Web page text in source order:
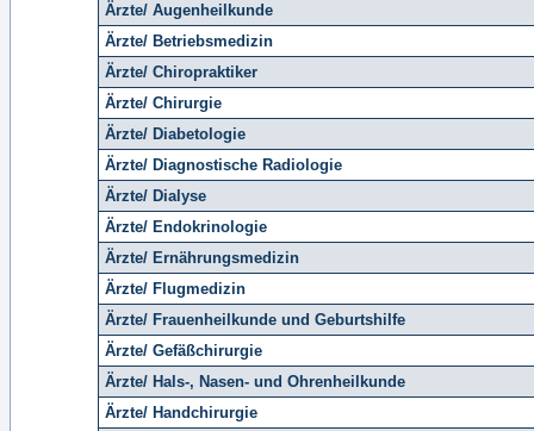
Ärzte/ Augenheilkunde
Ärzte/ Betriebsmedizin
Ärzte/ Chiropraktiker
Ärzte/ Chirurgie
Ärzte/ Diabetologie
Ärzte/ Diagnostische Radiologie
Ärzte/ Dialyse
Ärzte/ Endokrinologie
Ärzte/ Ernährungsmedizin
Ärzte/ Flugmedizin
Ärzte/ Frauenheilkunde und Geburtshilfe
Ärzte/ Gefäßchirurgie
Ärzte/ Hals-, Nasen- und Ohrenheilkunde
Ärzte/ Handchirurgie